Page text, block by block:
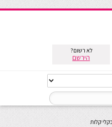
לא רשום?
הירשם
קלות